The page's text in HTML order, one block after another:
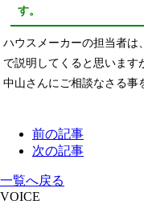
す。
ハウスメーカーの担当者は
で説明してくると思いま
中山さんにご相談なさる事
前の記事
次の記事
一覧へ戻る
VOICE